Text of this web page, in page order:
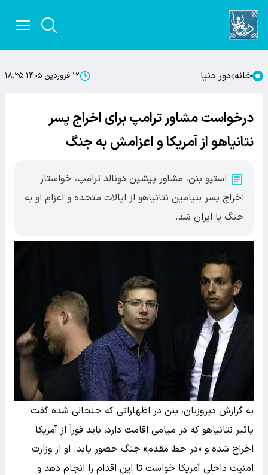
خانه دور دنیا ۱۲ فروردین ۱۴۰۵ ۱۸:۳۵
درخواست مشاور ترامپ برای اخراج پسر
نتانیاهو از آمریکا و اعزامش به جنگ
استیو بنن، مشاور پیشین دونالد ترامپ، خواستار
اخراج پسر بنیامین نتانیاهو از ایالات متحده و اعزام او به
جنگ با ایران شد.
به گزارش دیروزبان، بنن در اظهاراتی که جنجالی شده گفت
یائیر نتانیاهو که در میامی اقامت دارد، باید فوراً از آمریکا
اخراج شده و «در خط مقدم» جنگ حضور یابد. او از وزارت
امنیت داخلی آمریکا خواست تا این اقدام را انجام دهد و